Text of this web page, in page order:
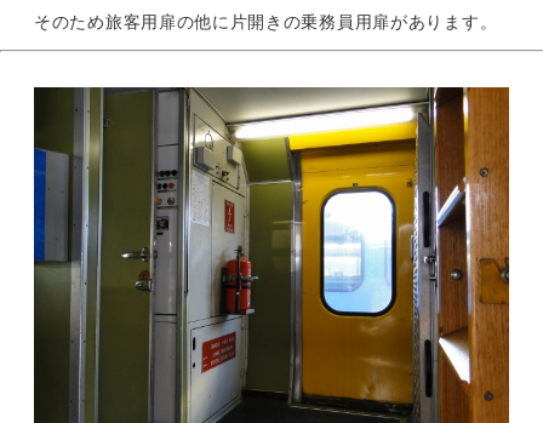
そのため旅客用扉の他に片開きの乗務員用扉があります。